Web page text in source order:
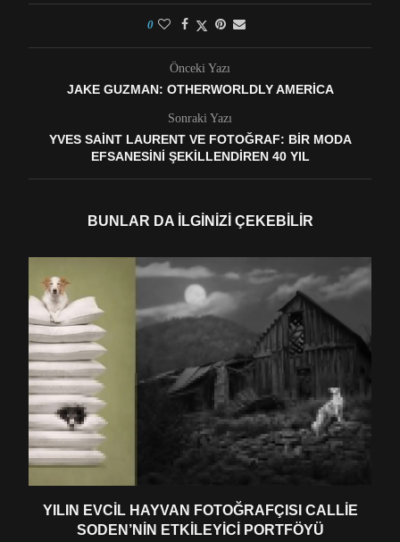
0
Önceki Yazı
JAKE GUZMAN: OTHERWORLDLY AMERICA
Sonraki Yazı
YVES SAINT LAURENT VE FOTOĞRAF: BIR MODA
EFSANESINI ŞEKILLENDIREN 40 YIL
BUNLAR DA İLGINIZI ÇEKEBILIR
YILIN EVCIL HAYVAN FOTOĞRAFÇISI CALLIE
SODEN’NIN ETKILEYICI PORTFÖYÜ